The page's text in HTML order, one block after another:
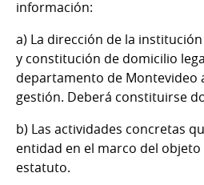
información:
a) La dirección de la
y constitución de domicilio
departamento de Montevideo
gestión. Deberá constituirse
b) Las actividades concretas
entidad en el marco del
estatuto.